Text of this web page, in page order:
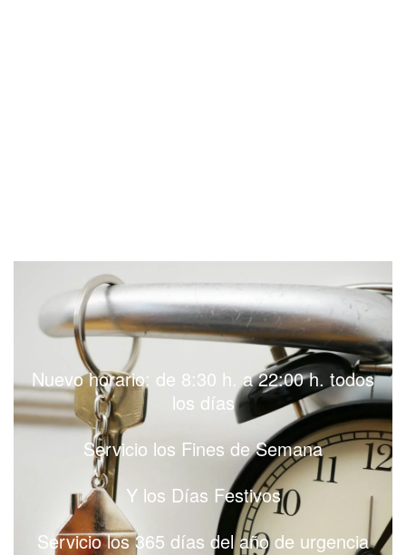
Nuevo horario: de 8:30 h. a 22:00 h. todos
los días
Servicio los Fines de Semana
Y los Días Festivos
Servicio los 365 días del año de urgencia